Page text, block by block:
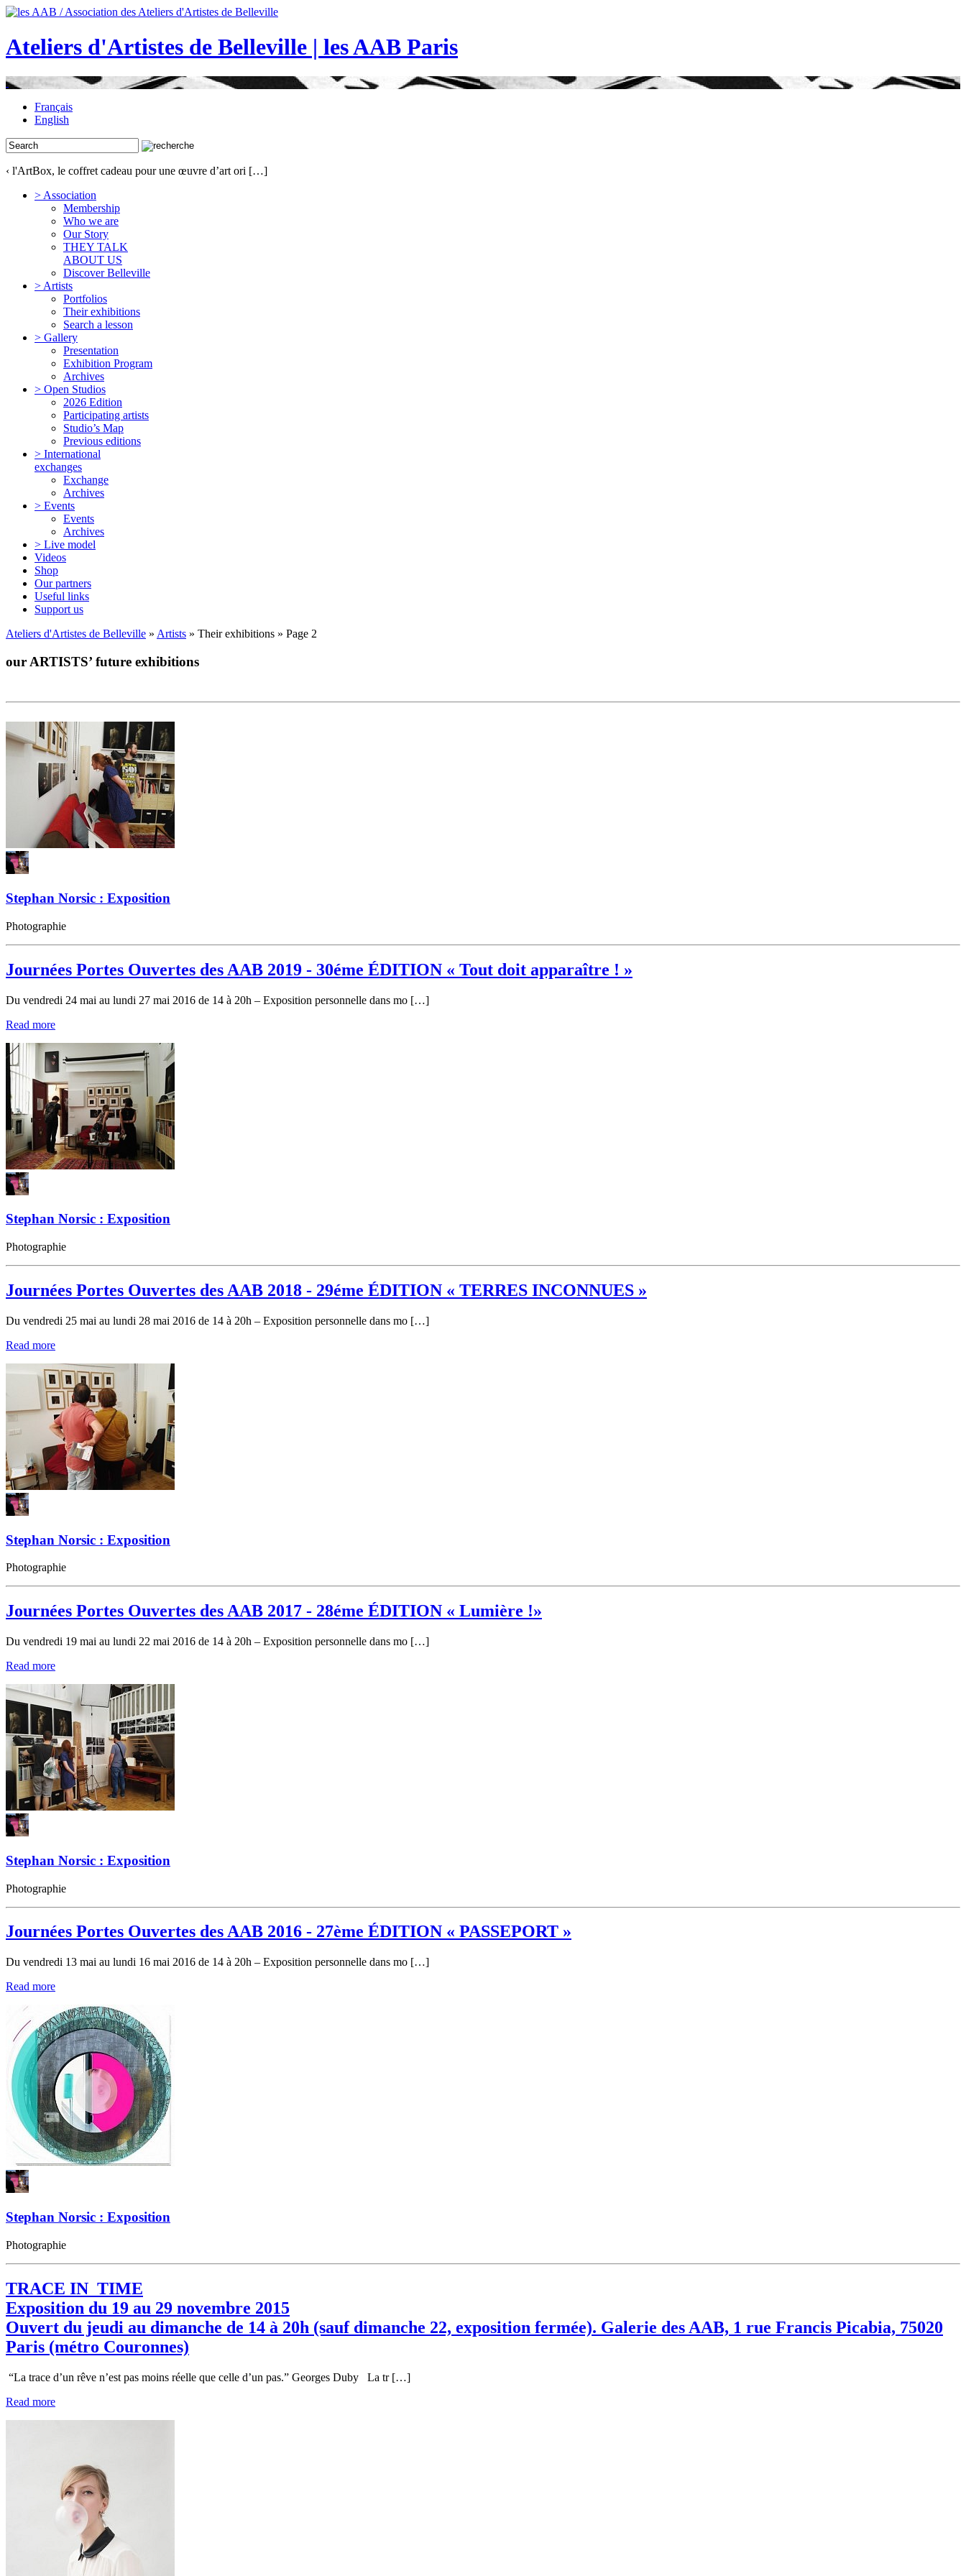
Ateliers d'Artistes de Belleville | les AAB Paris
Français
English
‹ l'ArtBox, le coffret cadeau pour une œuvre d’art ori […]
> Association
Membership
Who we are
Our Story
THEY TALK
ABOUT US
Discover Belleville
> Artists
Portfolios
Their exhibitions
Search a lesson
> Gallery
Presentation
Exhibition Program
Archives
> Open Studios
2026 Edition
Participating artists
Studio’s Map
Previous editions
> International
exchanges
Exchange
Archives
> Events
Events
Archives
> Live model
Videos
Shop
Our partners
Useful links
Support us
Ateliers d'Artistes de Belleville » Artists » Their exhibitions » Page 2
our ARTISTS’ future exhibitions
Stephan Norsic : Exposition
Photographie
Journées Portes Ouvertes des AAB 2019 - 30éme ÉDITION « Tout doit apparaître ! »
Du vendredi 24 mai au lundi 27 mai 2016 de 14 à 20h – Exposition personnelle dans mo […]
Read more
Stephan Norsic : Exposition
Photographie
Journées Portes Ouvertes des AAB 2018 - 29éme ÉDITION « TERRES INCONNUES »
Du vendredi 25 mai au lundi 28 mai 2016 de 14 à 20h – Exposition personnelle dans mo […]
Read more
Stephan Norsic : Exposition
Photographie
Journées Portes Ouvertes des AAB 2017 - 28éme ÉDITION « Lumière !»
Du vendredi 19 mai au lundi 22 mai 2016 de 14 à 20h – Exposition personnelle dans mo […]
Read more
Stephan Norsic : Exposition
Photographie
Journées Portes Ouvertes des AAB 2016 - 27ème ÉDITION « PASSEPORT »
Du vendredi 13 mai au lundi 16 mai 2016 de 14 à 20h – Exposition personnelle dans mo […]
Read more
Stephan Norsic : Exposition
Photographie
TRACE IN_TIME
Exposition du 19 au 29 novembre 2015
Ouvert du jeudi au dimanche de 14 à 20h (sauf dimanche 22, exposition fermée). Galerie des AAB, 1 rue Francis Picabia, 75020
Paris (métro Couronnes)
“La trace d’un rêve n’est pas moins réelle que celle d’un pas.” Georges Duby La tr […]
Read more